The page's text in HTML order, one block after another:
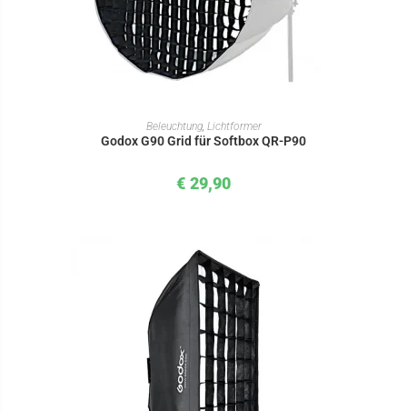
IN DEN WARENKORB
Beleuchtung, Lichtformer
Godox G90 Grid für Softbox QR-P90
€ 29,90